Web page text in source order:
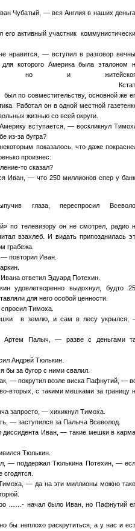
Чубатый, — вся Англия в наших
активный участник
нравится, — вступил в разговор
которого Америка была эталоном
но и
по совместительству, основной же
Работал он в одной местной
жизнью со всей округи.
вступается, — воскликнул
из-за бугра?
показалось, что даже
произнес:
то сказал?
Иван, — что 250 миллионов спер у
глаза, переспросил
по телевизору он не смотрел, радио
взахлеб. И видать припозднилась
грабежа.
повторил Иван.
ответил Эдуард Потехин.
удовлетворенно выдохнул, будто
для него особой ценности.
Тимоха.
в землю, и сам в лесу укрылся,
Палыч, — разве с деньгами
Андрей Тюлькин.
за бугор с ними свалил.
— покрутил возле виска Пафнутий, —
вторых, с такими мешками за границу
запросто, — хихикнул Тимоха.
— заступился за Палыча Всеволод.
Иван, — такие мешки в
Тюлькин.
— поддержал Тюлькина Потехин, —
— да на эти миллионы можно
……- начал было Иван, но Пафнутий
бы неплохо раскрутиться, а у нас и